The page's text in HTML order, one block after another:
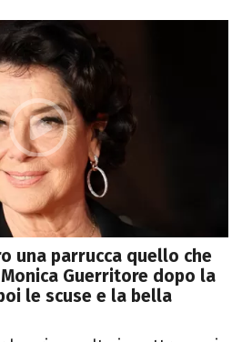
una parrucca quello che
Guerritore dopo la
le scuse e la bella